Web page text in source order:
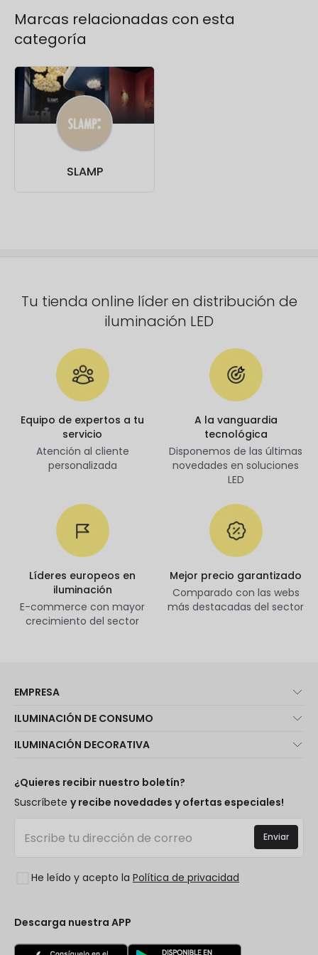
Marcas relacionadas con esta
categoría
SLAMP
Tu tienda online líder en distribución de
iluminación LED
Equipo de expertos a tu
servicio
Atención al cliente
personalizada
A la vanguardia
tecnológica
Disponemos de las últimas
novedades en soluciones
LED
Líderes europeos en
iluminación
E-commerce con mayor
crecimiento del sector
Mejor precio garantizado
Comparado con las webs
más destacadas del sector
EMPRESA
Atención al cliente
Métodos de envío
¿Eres profesional?
Tiendas
Preguntas frecuentes
Iniciar sesión
ILUMINACIÓN DE CONSUMO
Marcas
Presupuestos
Iluminación para empresas
ILUMINACIÓN DECORATIVA
Top Marcas
Espacios
Colecciones
LoveYouGreen
¿Quieres recibir nuestro boletín?
Suscríbete y recibe novedades y ofertas especiales!
He leído y acepto la Política de privacidad
Enviar
Descarga nuestra APP